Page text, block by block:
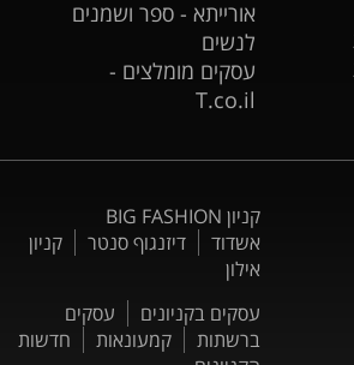
אורייתא - ספר ושמנים
לנשים
עסקים מומלצים -
T.co.il
קניון BIG FASHION
אשדוד
דיזנגוף סנטר
קניון
אילון
עסקים בקניונים
עסקים
ברשתות
קמעונאות
חדשות